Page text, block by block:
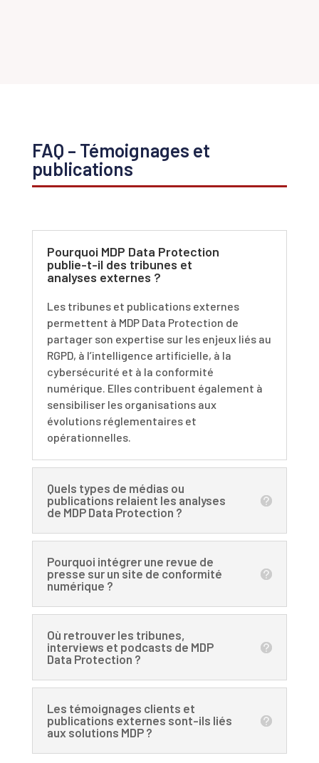
FAQ – Témoignages et
publications
Pourquoi MDP Data Protection
publie-t-il des tribunes et
analyses externes ?
Les tribunes et publications externes
permettent à MDP Data Protection de
partager son expertise sur les enjeux liés au
RGPD, à l’intelligence artificielle, à la
cybersécurité et à la conformité
numérique. Elles contribuent également à
sensibiliser les organisations aux
évolutions réglementaires et
opérationnelles.
Quels types de médias ou
publications relaient les analyses
de MDP Data Protection ?
Pourquoi intégrer une revue de
presse sur un site de conformité
numérique ?
Où retrouver les tribunes,
interviews et podcasts de MDP
Data Protection ?
Les témoignages clients et
publications externes sont-ils liés
aux solutions MDP ?